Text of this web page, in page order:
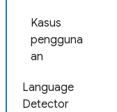
Kasus
pengguna
an
Language
Detector